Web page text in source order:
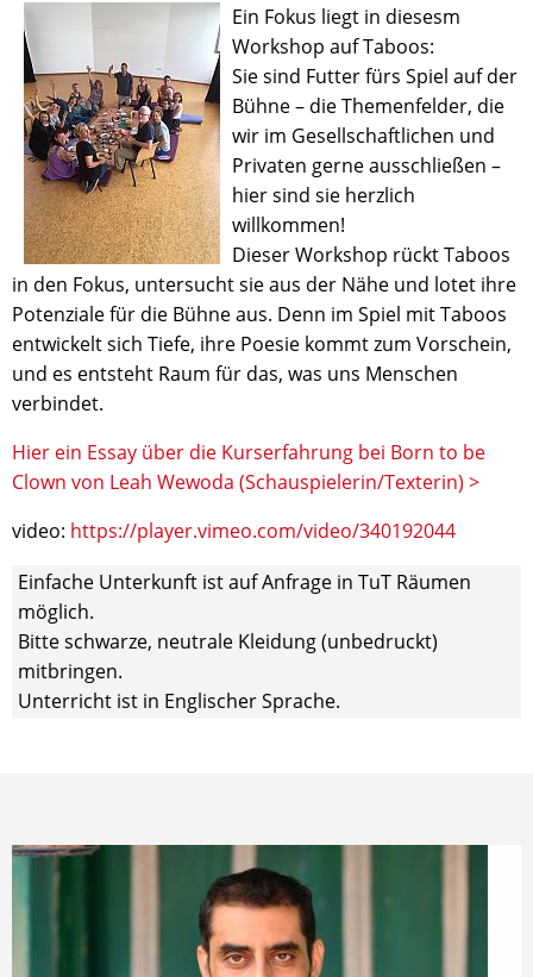
Ein Fokus liegt in diesesm
Workshop auf Taboos:
Sie sind Futter fürs Spiel auf der
Bühne – die Themenfelder, die
wir im Gesellschaftlichen und
Privaten gerne ausschließen –
hier sind sie herzlich
willkommen!
Dieser Workshop rückt Taboos
in den Fokus, untersucht sie aus der Nähe und lotet ihre
Potenziale für die Bühne aus. Denn im Spiel mit Taboos
entwickelt sich Tiefe, ihre Poesie kommt zum Vorschein,
und es entsteht Raum für das, was uns Menschen
verbindet.
Hier ein Essay über die Kurserfahrung bei Born to be
Clown von Leah Wewoda (Schauspielerin/Texterin) >
video: https://player.vimeo.com/video/340192044
Einfache Unterkunft ist auf Anfrage in TuT Räumen
möglich.
Bitte schwarze, neutrale Kleidung (unbedruckt)
mitbringen.
Unterricht ist in Englischer Sprache.